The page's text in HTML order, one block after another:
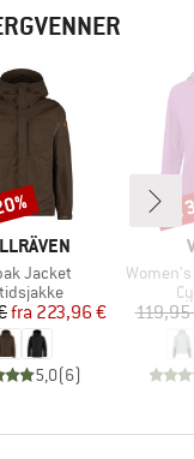
Jacket
Pris
Nedsat pris
fra 223,96 €
5,0(6)
Artikel
119,95